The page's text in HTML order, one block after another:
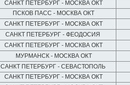
САНКТ ПЕТЕРБУРГ - МОСКВА ОКТ
ПСКОВ ПАСС - МОСКВА ОКТ
САНКТ ПЕТЕРБУРГ - МОСКВА ОКТ
САНКТ ПЕТЕРБУРГ - ФЕОДОСИЯ
САНКТ ПЕТЕРБУРГ - МОСКВА ОКТ
МУРМАНСК - МОСКВА ОКТ
САНКТ ПЕТЕРБУРГ - СЕВАСТОПОЛЬ
САНКТ ПЕТЕРБУРГ - МОСКВА ОКТ